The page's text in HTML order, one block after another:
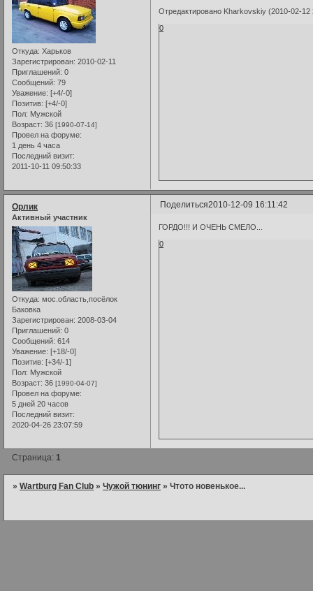
Откуда: Харьков
Зарегистрирован: 2010-02-11
Приглашений: 0
Сообщений: 79
Уважение: [+4/-0]
Позитив: [+4/-0]
Пол: Мужской
Возраст: 36 [1990-07-14]
Провел на форуме:
1 день 4 часа
Последний визит:
2011-10-11 09:50:33
Отредактировано Kharkovskiy (2010-02-12
0
Поделиться2010-12-09 16:11:42
Орлик
Активный участник
Откуда: мос.область,посёлок
Баковка
Зарегистрирован: 2008-03-04
Приглашений: 0
Сообщений: 614
Уважение: [+18/-0]
Позитив: [+34/-1]
Пол: Мужской
Возраст: 36 [1990-04-07]
Провел на форуме:
5 дней 20 часов
Последний визит:
2020-04-26 23:07:59
ГОРДО!!! И ОЧЕНЬ СМЕЛО...
0
Страница: 1
»Wartburg Fan Club »Чужой тюнинг »Чтото новенькое...